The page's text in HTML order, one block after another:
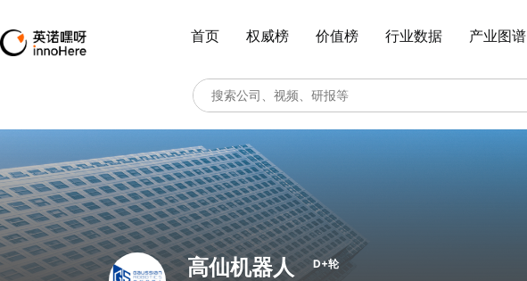
首页 权威榜 价值榜 行业数据 产业图谱
高仙机器人 D+轮